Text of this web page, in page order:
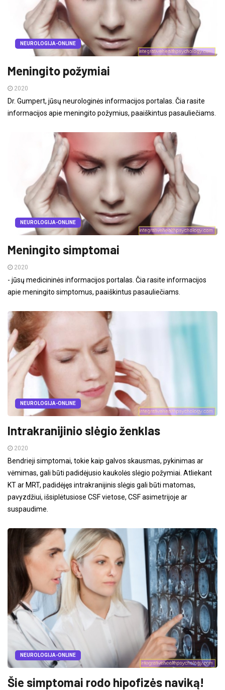
NEUROLOGIJA-ONLINE
Meningito požymiai
2020
Dr. Gumpert, jūsų neurologinės informacijos portalas. Čia rasite
informacijos apie meningito požymius, paaiškintus pasauliečiams.
NEUROLOGIJA-ONLINE
Meningito simptomai
2020
- jūsų medicininės informacijos portalas. Čia rasite informacijos
apie meningito simptomus, paaiškintus pasauliečiams.
NEUROLOGIJA-ONLINE
Intrakranijinio slėgio ženklas
2020
Bendrieji simptomai, tokie kaip galvos skausmas, pykinimas ar
vėmimas, gali būti padidėjusio kaukolės slėgio požymiai. Atliekant
KT ar MRT, padidėjęs intrakranijinis slėgis gali būti matomas,
pavyzdžiui, išsiplėtusiose CSF vietose, CSF asimetrijoje ar
suspaudime.
NEUROLOGIJA-ONLINE
Šie simptomai rodo hipofizės naviką!